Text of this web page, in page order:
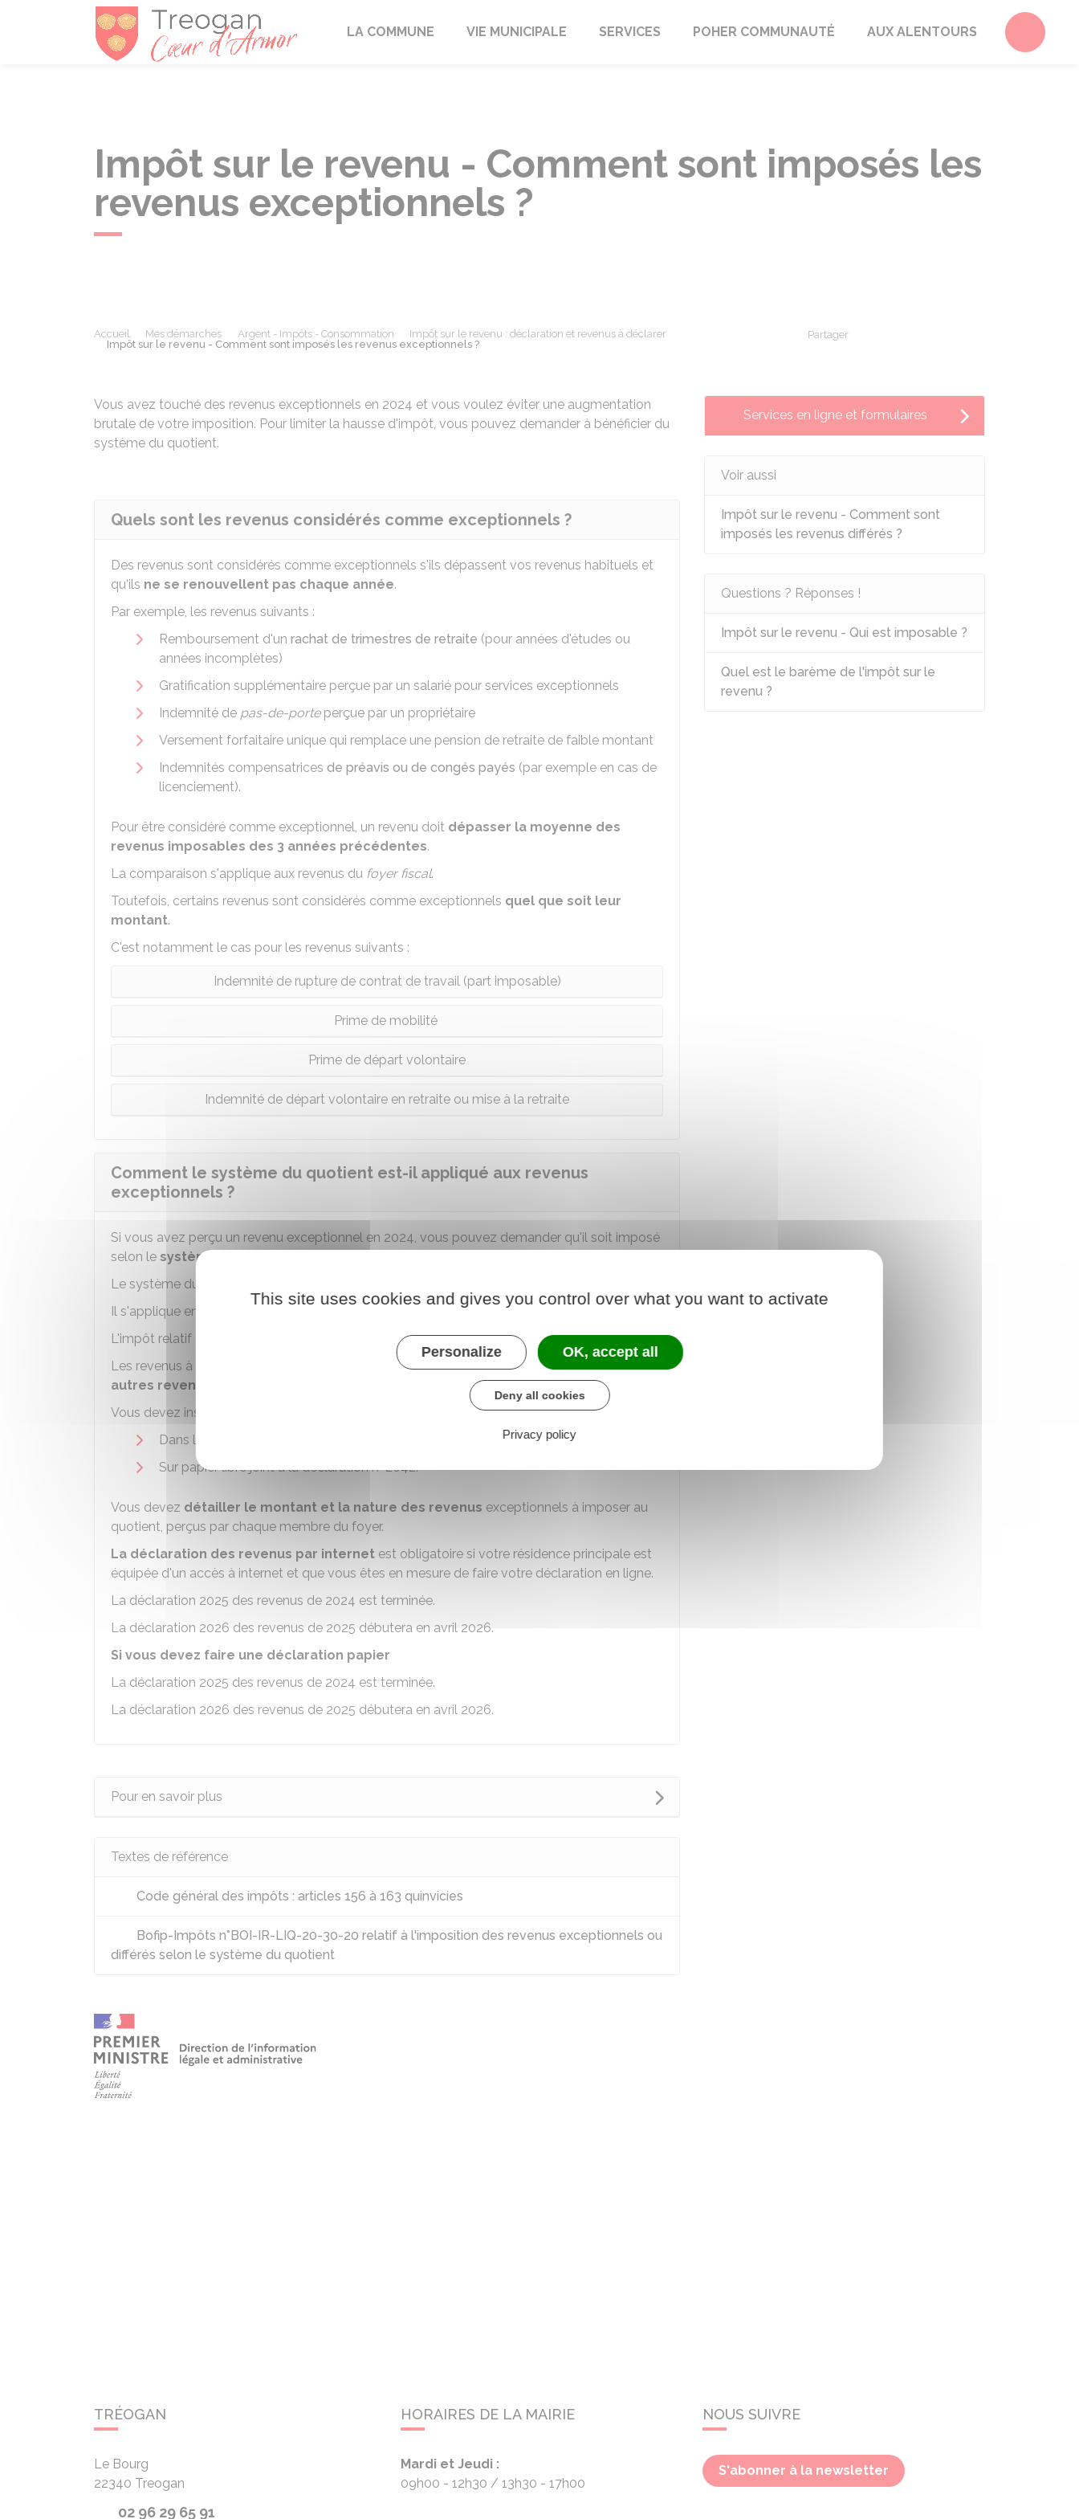
TréoganLA COMMUNE VIE MUNICIPALE SERVICES POHER COMMUNAUTÉ AUX ALENTOURS
Impôt sur le revenu - Comment sont imposés les
revenus exceptionnels ?
Accueil Mes démarches Argent - Impôts - Consommation
Impôt sur le revenu : déclaration et revenus à déclarer
Impôt sur le revenu - Comment sont imposés les revenus exceptionnels ?
Partager
Vous avez touché des revenus exceptionnels en 2024 et vous voulez éviter une augmentation
brutale de votre imposition. Pour limiter la hausse d'impôt, vous pouvez demander à bénéficier du
système du quotient.
Quels sont les revenus considérés comme exceptionnels ?
Des revenus sont considérés comme exceptionnels s'ils dépassent vos revenus habituels et
qu'ils ne se renouvellent pas chaque année.
Par exemple, les revenus suivants :
Remboursement d'un rachat de trimestres de retraite (pour années d'études ou
années incomplètes)
Gratification supplémentaire perçue par un salarié pour services exceptionnels
Indemnité de pas-de-porteperçue par un propriétaire
Versement forfaitaire unique qui remplace une pension de retraite de faible montant
Indemnités compensatrices de préavis ou de congés payés (par exemple en cas de
licenciement).
Pour être considéré comme exceptionnel, un revenu doit dépasser la moyenne des
revenus imposables des 3 années précédentes.
La comparaison s'applique aux revenus du foyer fiscal.
Toutefois, certains revenus sont considérés comme exceptionnels quel que soit leur
montant.
C'est notamment le cas pour les revenus suivants :
Indemnité de rupture de contrat de travail (part imposable)
Prime de mobilité
Prime de départ volontaire
Indemnité de départ volontaire en retraite ou mise à la retraite
Comment le système du quotient est-il appliqué aux revenus
exceptionnels ?
Si vous avez perçu un revenu exceptionnel en 2024, vous pouvez demander qu'il soit imposé
selon le système du quotient
Le système du quotient permet d'éviter la progressivité du
Il s'applique en 2 étapes :
L'impôt relatif au revenu exceptionnel est
payé en une seule fois.
Les revenus à imposer selon le système du quotient ne doiventpas être inclus dans les
autres revenus déclarés
Vous devez inscrire le total de ces revenus selon
l'un des moyens suivants :
Dans le cadre prévu page 3 de la déclaration n° 2042 C (ligne 0XX)
Sur papier libre joint à la déclaration n° 2042.
Vous devez détailler le montant et la nature des revenus exceptionnels à imposer au
quotient, perçus par chaque membre du foyer.
La déclaration des revenus par internet est obligatoire si votre résidence principale est
équipée d'un accès à internet et que vous êtes en mesure de faire votre déclaration en ligne.
La déclaration 2025 des revenus de 2024 est terminée.
La déclaration 2026 des revenus de 2025 débutera en avril 2026.
Si vous devez faire une déclaration papier
La déclaration 2025 des revenus de 2024 est terminée.
La déclaration 2026 des revenus de 2025 débutera en avril 2026.
Pour en savoir plus
Textes de référence
Code général des impôts : articles 156 à 163 quinvicies
Bofip-Impôts n°BOI-IR-LIQ-20-30-20 relatif à l'imposition des revenus exceptionnels ou
différés selon le système du quotient
Services en ligne et formulaires
Voir aussi
Impôt sur le revenu - Comment sont
imposés les revenus différés ?
Questions ? Réponses !
Impôt sur le revenu - Qui est imposable ?
Quel est le barème de l'impôt sur le
revenu ?
TRÉOGAN
Le Bourg
22340 Treogan
02 96 29 65 91
HORAIRES DE LA MAIRIE
Mardi et Jeudi :
09h00 - 12h30
13h30 - 17h00
NOUS SUIVRE
S'abonner à la newsletter
This site uses cookies and gives you control over what you want to activate
Personalize OK, accept all
Deny all cookies
Privacy policy